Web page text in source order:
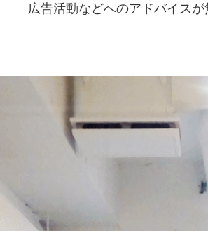
広告活動などへのアドバイスが